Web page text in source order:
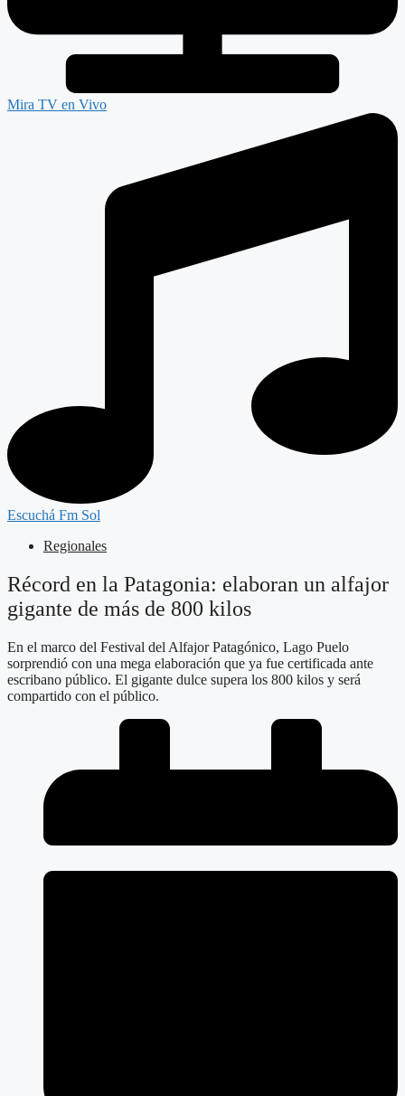
Mira TV en Vivo
Escuchá Fm Sol
Regionales
Récord en la Patagonia: elaboran un alfajor
gigante de más de 800 kilos
En el marco del Festival del Alfajor Patagónico, Lago Puelo
sorprendió con una mega elaboración que ya fue certificada ante
escribano público. El gigante dulce supera los 800 kilos y será
compartido con el público.